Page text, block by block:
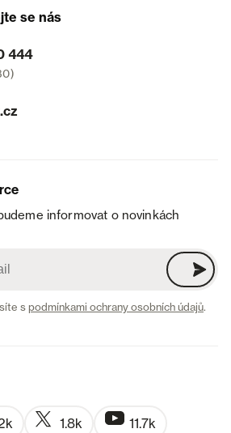
se nás
444
informovat o novinkách
spodmínkami ochrany osobních údajů.
1.8k 11.7k